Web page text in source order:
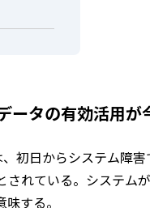
ータの有効活用が
初日からシステム障害
されている。システム
する。